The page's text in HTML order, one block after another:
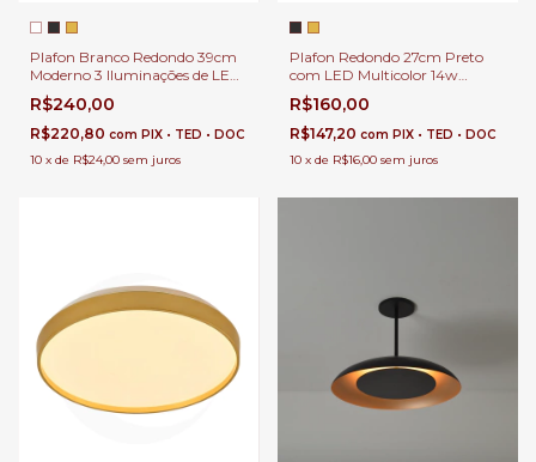
Plafon Branco Redondo 39cm
Moderno 3 Iluminações de LED
Quente, Frio e Neutro 2800Lm
Logy Para Quarto, Corredor e
Sala
R$240,00
R$220,80 com PIX • TED • DOC
10 x de R$24,00 sem juros
Plafon Redondo 27cm Preto
com LED Multicolor 14w
1400Lm Mally Para Hall de
Entrada, Lavabo e Quartos
R$160,00
R$147,20 com PIX • TED • DOC
10 x de R$16,00 sem juros